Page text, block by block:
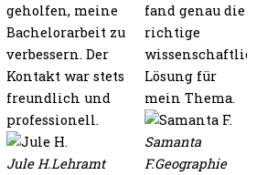
geholfen, meine
Bachelorarbeit zu
verbessern. Der
Kontakt war stets
freundlich und
professionell.
Jule H.Lehramt
fand genau die
richtige
Lösung für
mein Thema.
Samanta
F.Geographie